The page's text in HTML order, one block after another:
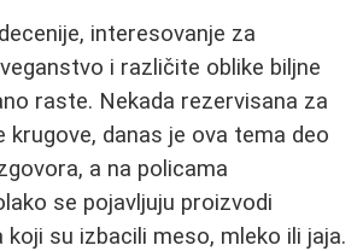
interesovanje za
i različite oblike biljne
raste. Nekada rezervisana za
krugove, danas je ova tema deo
a na policama
se pojavljuju proizvodi
koji su izbacili meso, mleko ili jaja.